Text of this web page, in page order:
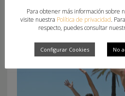
What you can read next
Para obtener más información sobre
visite nuestra Política de privacidad.
respecto, puedes consultar
Configurar Cookies No